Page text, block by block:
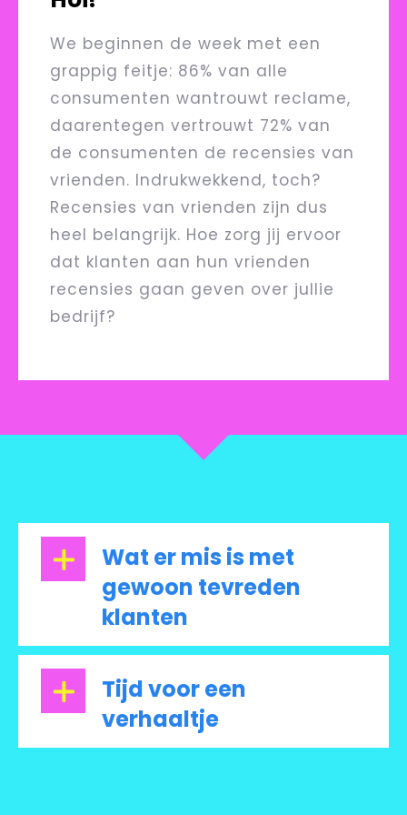
We beginnen de week met een
grappig feitje: 86% van alle
consumenten wantrouwt reclame,
daarentegen vertrouwt 72% van
de consumenten de recensies van
vrienden. Indrukwekkend, toch?
Recensies van vrienden zijn dus
heel belangrijk. Hoe zorg jij ervoor
dat klanten aan hun vrienden
recensies gaan geven over jullie
bedrijf?
Wat er mis is met
gewoon tevreden
klanten
Tijd voor een
verhaaltje